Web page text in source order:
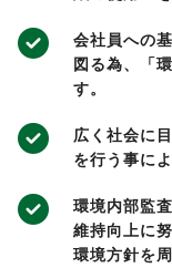
会社員への
図る為、「
す。
広く社会に
を行う事に
環境内部監
維持向上に
環境方針を